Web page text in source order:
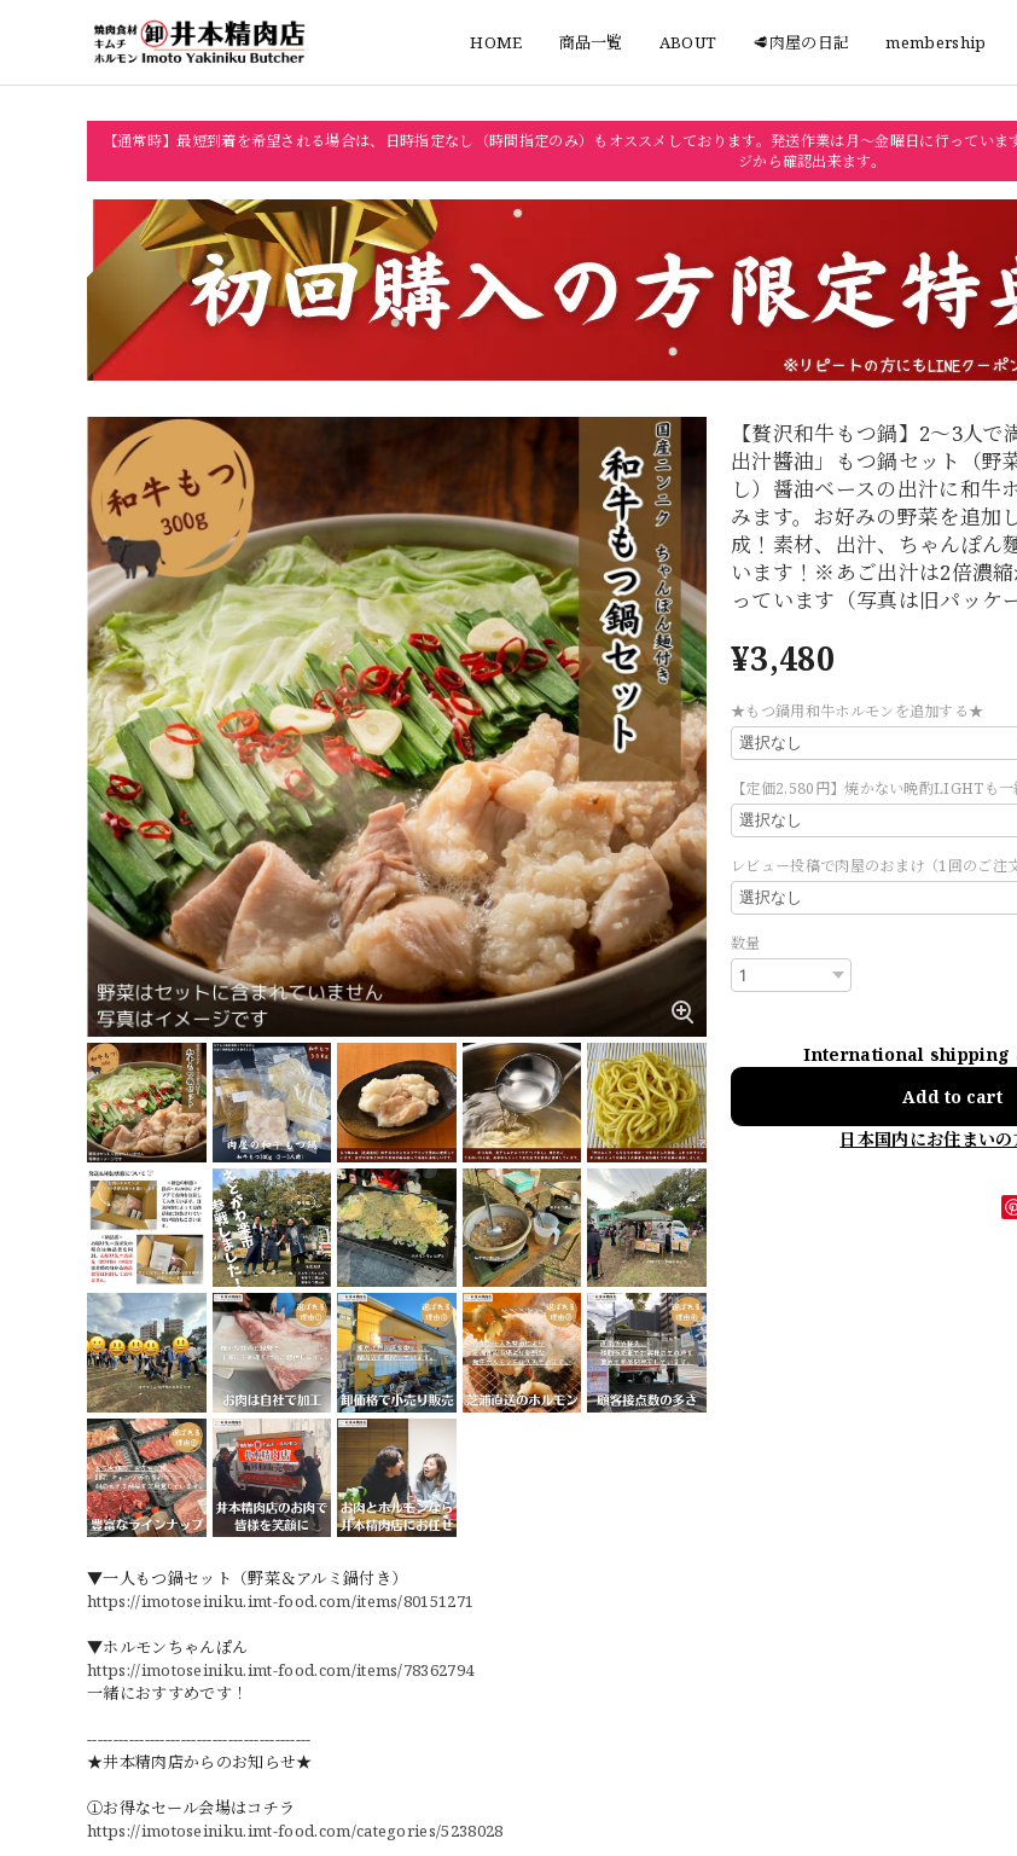
HOME 商品一覧 ABOUT 🥩肉屋の日記 membership
【通常時】最短到着を希望される場合は、日時指定なし（時間指定のみ）もオススメしております。発送作業は月〜金曜日に行ってい
ジから確認出来ます。
【贅沢和牛もつ鍋】2～3人で
出汁醬油」もつ鍋セット（野
し）醤油ベースの出汁に和牛
みます。お好みの野菜を追加
成！素材、出汁、ちゃんぽん
います！※あご出汁は2倍濃
っています（写真は旧パッケ
¥3,480
★もつ鍋用和牛ホルモンを追加する★
【定価2,580円】焼かない晩酌LIGHTも一
レビュー投稿で肉屋のおまけ（1回のご注
数量
International shipping
Add to cart
日本国内にお住まいの
▼一人もつ鍋セット（野菜＆アルミ鍋付き）
https://imotoseiniku.imt-food.com/items/80151271
▼ホルモンちゃんぽん
https://imotoseiniku.imt-food.com/items/78362794
一緒におすすめです！
-------------------------------------------
★井本精肉店からのお知らせ★
①お得なセール会場はコチラ
https://imotoseiniku.imt-food.com/categories/5238028